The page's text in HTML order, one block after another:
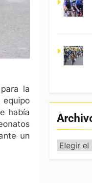
la
equipo
había
un
Archivo